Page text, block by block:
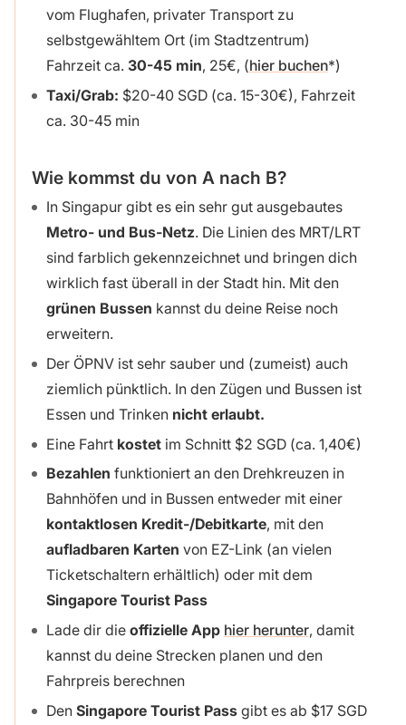
vom Flughafen, privater Transport zu
selbstgewähltem Ort (im Stadtzentrum)
Fahrzeit ca. 30-45 min, 25€, (hier buchen )
Taxi/Grab: $20-40 SGD (ca. 15-30€), Fahrzeit
ca. 30-45 min
Wie kommst du von A nach B?
In Singapur gibt es ein sehr gut ausgebautes
Metro- und Bus-Netz. Die Linien des MRT/LRT
sind farblich gekennzeichnet und bringen dich
wirklich fast überall in der Stadt hin. Mit den
grünen Bussen kannst du deine Reise noch
erweitern.
Der ÖPNV ist sehr sauber und (zumeist) auch
ziemlich pünktlich. In den Zügen und Bussen ist
Essen und Trinken nicht erlaubt.
Eine Fahrt kostetim Schnitt $2 SGD (ca. 1,40€)
Bezahlen funktioniert an den Drehkreuzen in
Bahnhöfen und in Bussen entweder mit einer
kontaktlosen Kredit-/Debitkarte, mit den
aufladbaren Karten von EZ-Link (an vielen
Ticketschaltern erhältlich) oder mit dem
Singapore Tourist Pass
Lade dir die offizielle App hier herunter, damit
kannst du deine Strecken planen und den
Fahrpreis berechnen
Den Singapore Tourist Passgibt es ab $17 SGD